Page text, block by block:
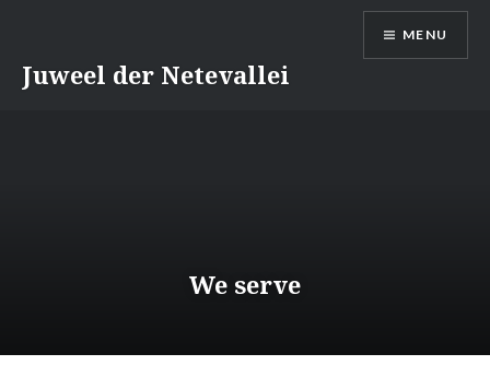
inhoud
springen
Juweel der Netevallei
MENU
We serve